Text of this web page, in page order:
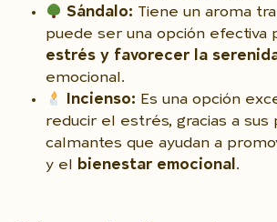
Sándalo: Tiene un aroma
puede ser una opción efectiva
estrés y favorecer la
emocional.
Incienso: Es una opción
reducir el estrés, gracias a sus
calmantes que ayudan a
y el bienestar emocional.